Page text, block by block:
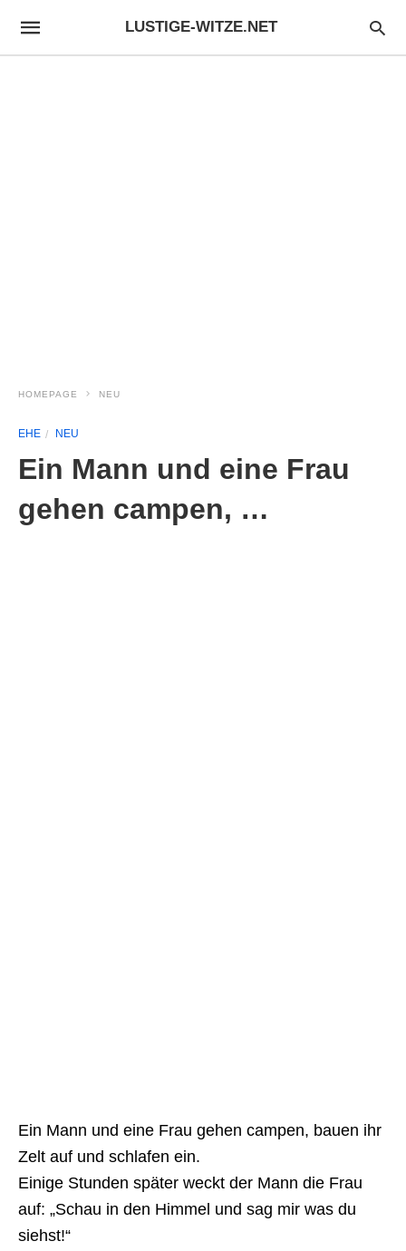
LUSTIGE-WITZE.NET
HOMEPAGE NEU
EHE NEU
Ein Mann und eine Frau
gehen campen, …
Ein Mann und eine Frau gehen campen, bauen ihr
Zelt auf und schlafen ein.
Einige Stunden später weckt der Mann die Frau
auf: „Schau in den Himmel und sag mir was du
siehst!“